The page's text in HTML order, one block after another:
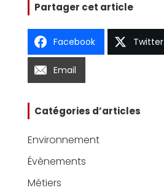
Partager cet article
Facebook Twitter
Email
Catégories d’articles
Environnement
Évènements
Métiers